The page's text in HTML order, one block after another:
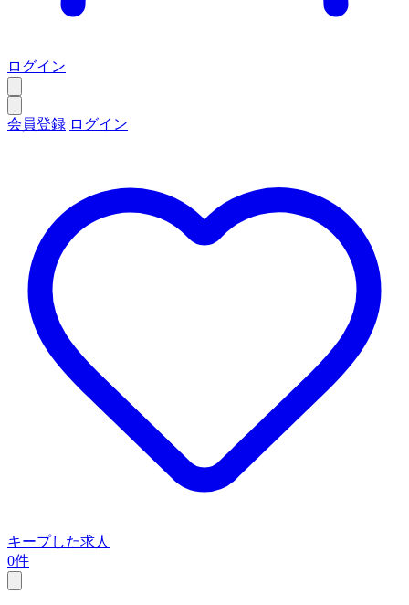
ログイン
会員登録 ログイン
キープした求人
0件